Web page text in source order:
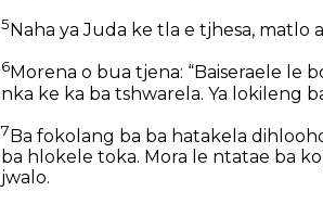
5 Naha ya Juda ke tla e tjhesa, matlo
6Morena o bua tjena: “Baiseraele le
nka ke ka ba tshwarela. Ya lokileng
7Ba fokolang ba ba hatakela
ba hlokele toka. Mora le ntatae ba
jwalo.